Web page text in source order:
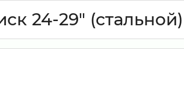
24-29" (стальной)